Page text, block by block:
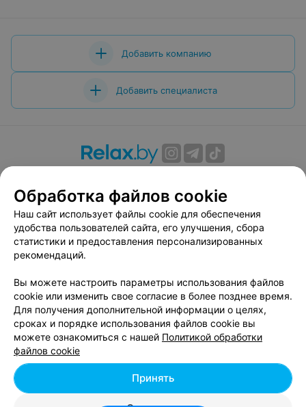
Добавить компанию
Добавить специалиста
Вакансии
Публичный договор
Способы оплаты
Публичный договор по использованию сервиса
«Афиша»
Пользовательское соглашение
Связаться по вопросам сотрудничества
Написать руководителю relax.by
Персональные настройки cookie
Обработка персональных данных
© 2026 ООО «Артокс Лаб», УНП 191700409, регистрирующий орган -
Обработка файлов cookie
Наш сайт использует файлы cookie для обеспечения
удобства пользователей сайта, его улучшения, сбора
статистики и предоставления персонализированных
рекомендаций.
Вы можете настроить параметры использования файлов
cookie или изменить свое согласие в более позднее время.
Для получения дополнительной информации о целях,
сроках и порядке использования файлов cookie вы
можете ознакомиться с нашей Политикой обработки
файлов cookie
Принять